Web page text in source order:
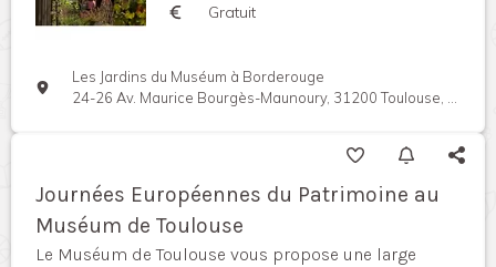
Gratuit
Les Jardins du Muséum à Borderouge
24-26 Av. Maurice Bourgès-Maunoury, 31200 Toulouse, France
Journées Européennes du Patrimoine au
Muséum de Toulouse
Le Muséum de Toulouse vous propose une large